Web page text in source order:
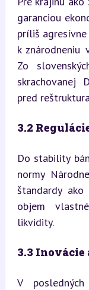
garanciou
príliš
k znárodneniu
Zo
skrachovanej
pred
3.2
Do stability
normy
štandardy
objem
likvidity.
3.3 Inovácie
V